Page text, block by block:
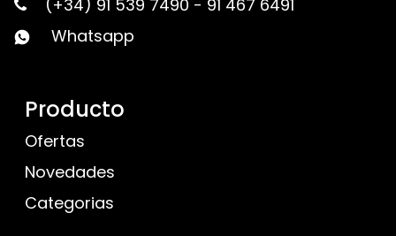
(+34) 91 539 7490 - 91 467 6491
Whatsapp
Producto
Ofertas
Novedades
Categorias